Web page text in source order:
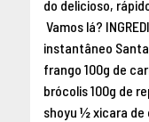
do delicioso,
Vamos lá?
instantâneo Santa
frango 100g de
brócolis 100g de
shoyu ½ xicara de